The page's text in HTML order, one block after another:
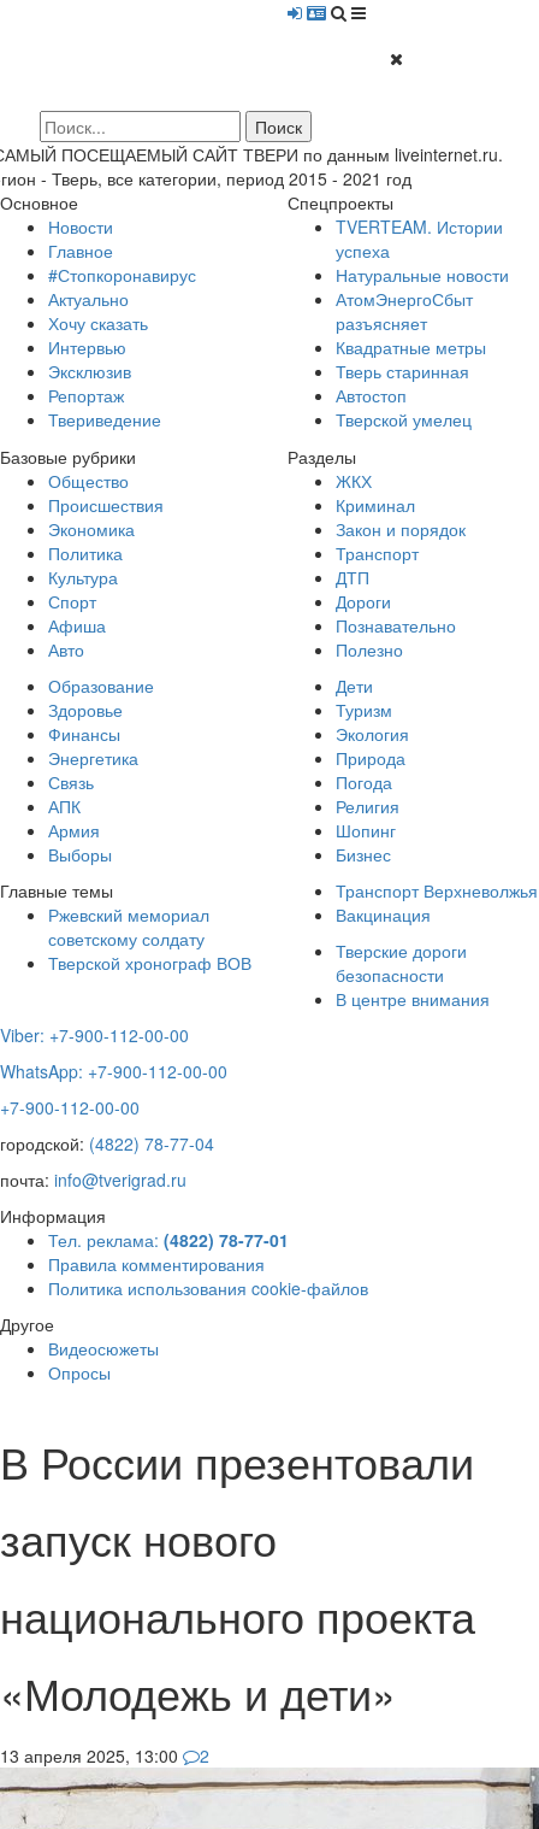
ПОСЕЩАЕМЫЙ САЙТ ТВЕРИ по данным liveinternet.ru.
- Тверь, все категории, период 2015 - 2021 год
Основное
Новости
Главное
#Стопкоронавирус
Актуально
Хочу сказать
Интервью
Эксклюзив
Репортаж
Твериведение
Спецпроекты
TVERTEAM. Истории
успеха
Натуральные новости
АтомЭнергоСбыт
разъясняет
Квадратные метры
Тверь старинная
Автостоп
Тверской умелец
Базовые рубрики
Общество
Происшествия
Экономика
Политика
Культура
Спорт
Афиша
Авто
Разделы
ЖКХ
Криминал
Закон и порядок
Транспорт
ДТП
Дороги
Познавательно
Полезно
Образование
Здоровье
Финансы
Энергетика
Связь
АПК
Армия
Выборы
Дети
Туризм
Экология
Природа
Погода
Религия
Шопинг
Бизнес
Главные темы
Ржевский мемориал
советскому солдату
Тверской хронограф ВОВ
Транспорт Верхневолжья
Вакцинация
Тверские дороги
безопасности
В центре внимания
Viber: +7-900-112-00-00
WhatsApp: +7-900-112-00-00
+7-900-112-00-00
городской: (4822) 78-77-04
почта: info@tverigrad.ru
Информация
Тел. реклама: (4822) 78-77-01
Правила комментирования
Политика использования cookie-файлов
Другое
Видеосюжеты
Опросы
В России презентовали
запуск нового
национального проекта
«Молодежь и дети»
13 апреля 2025, 13:00 2